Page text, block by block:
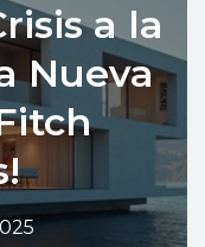
a la
Nueva